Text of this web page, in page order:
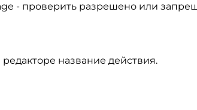
- проверить разрешено или
название действия.